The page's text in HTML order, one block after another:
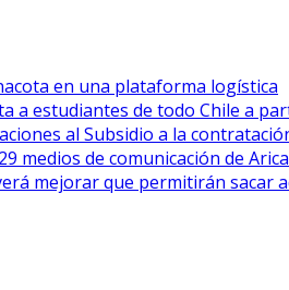
en una plataforma logística
a estudiantes de todo Chile a
al Subsidio a la
medios de comunicación de
mejorar que permitirán sacar